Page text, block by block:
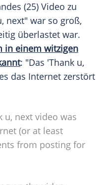
(25) Video zu
next" war so groß,
überlastet war.
in einem witzigen
: "Das 'Thank u,
das Internet zerstört
u, next video was
(or at least
from posting for